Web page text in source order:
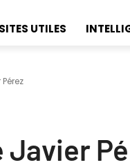
SITES UTILES
Javier